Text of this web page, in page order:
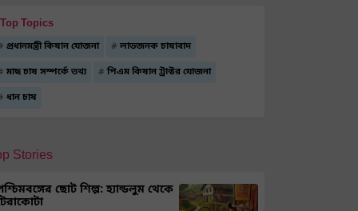
Topics
প্রধানমন্ত্রী কিষান যোজনা লাভজনক চাষাবাদ
মাছ চাষ সম্পর্কে তথ্য পিএম কিষান ট্রাক্টর যোজনা
ধান চাষ
Stories
ছোট শিল্প: হ্যান্ডলুম থেকে